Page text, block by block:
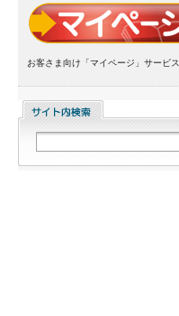
お客さま向け「マイページ」サービス